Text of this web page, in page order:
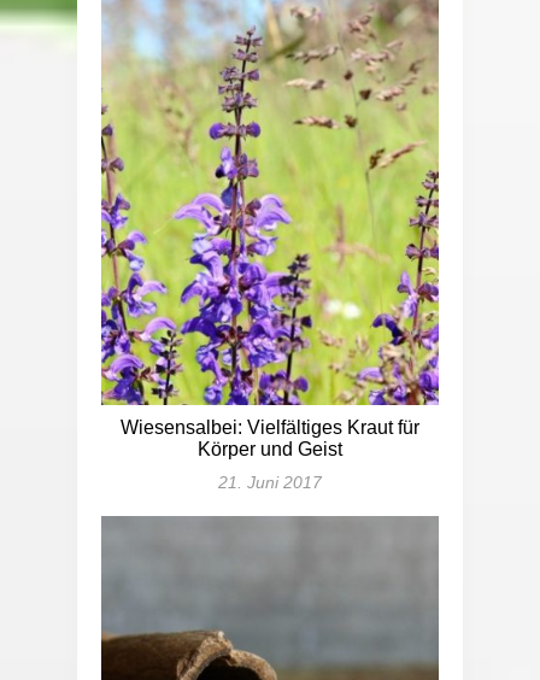
Wiesensalbei: Vielfältiges Kraut für
Körper und Geist
21. Juni 2017